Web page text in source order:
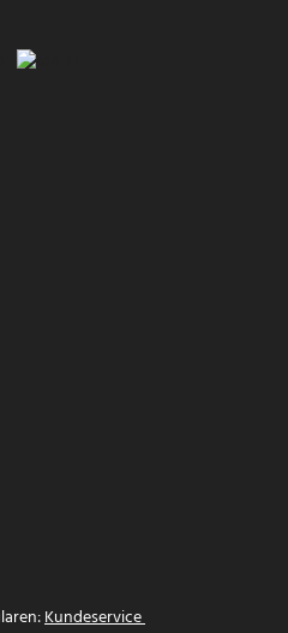
Kundeservice